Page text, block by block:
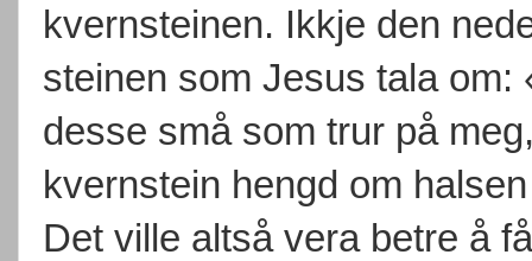
kvernsteinen. Ikkje den
steinen som Jesus tala
desse små som trur på
kvernstein hengd om
Det ville altså vera betre å